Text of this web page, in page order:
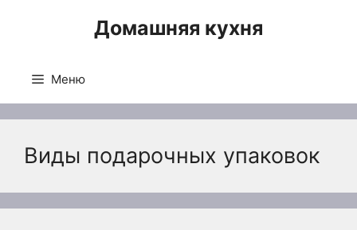
Домашняя кухня
Меню
Виды подарочных упаковок